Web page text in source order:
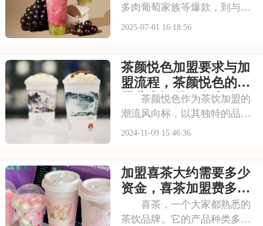
多肉葡萄家族等爆款，到与知
名品牌跨界联名提升影响力，
是大约多少，喜茶加盟费用包
括哪些方面的具体分析！希望
能为您提供参考~
2025-07-01 16:18:56
茶颜悦色加盟要求与加
盟流程，茶颜悦色的加
盟费大概需要多少钱
茶颜悦色作为茶饮加盟的
潮流风向标，以其独特的品牌
理念和创新的营销策略，引领
市场欢迎的品牌共同前行，共
同开创茶饮行业的新篇章。茶
颜悦色以其卓越的品
2024-11-09 15:46:36
加盟喜茶大约需要多少
资金，喜茶加盟费多少
万元2025
喜茶，一个大家都熟悉的
茶饮品牌。它的产品种类多